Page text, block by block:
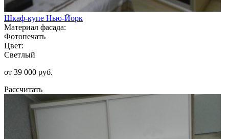
Шкаф-купе Нью-Йорк
Материал фасада:
Фотопечать
Цвет:
Светлый
от 39 000 руб.
Рассчитать